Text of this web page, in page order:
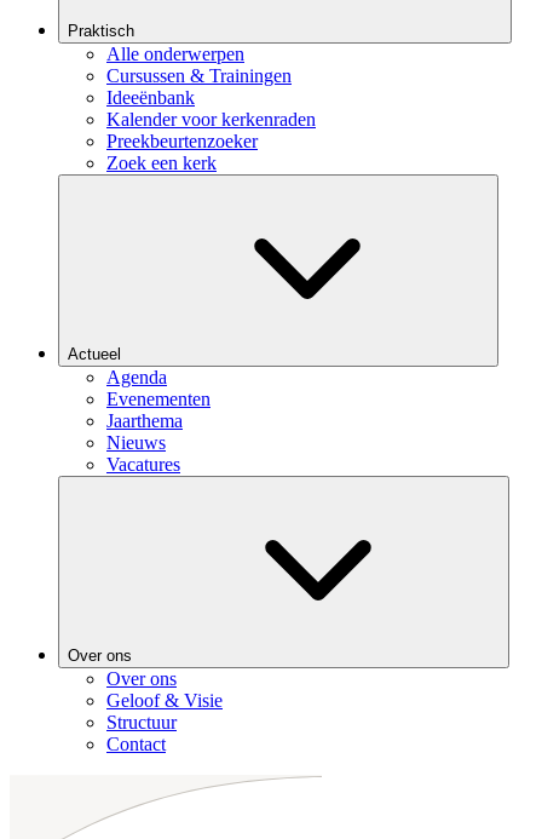
Praktisch
Alle onderwerpen
Cursussen & Trainingen
Ideeënbank
Kalender voor kerkenraden
Preekbeurtenzoeker
Zoek een kerk
Actueel
Agenda
Evenementen
Jaarthema
Nieuws
Vacatures
Over ons
Over ons
Geloof & Visie
Structuur
Contact